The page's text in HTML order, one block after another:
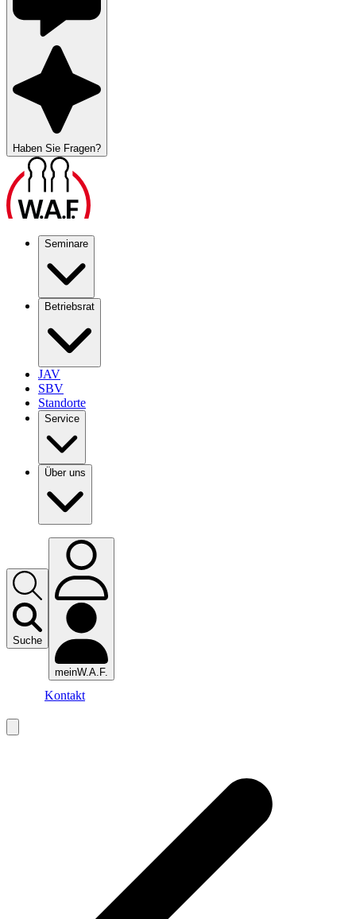
Haben Sie Fragen?
Seminare
Betriebsrat
JAV
SBV
Standorte
Service
Über uns
Suche
meinW.A.F.
Kontakt